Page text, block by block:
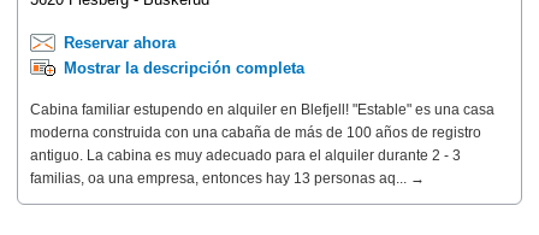
Reservar ahora
Mostrar la descripción completa
Cabina familiar estupendo en alquiler en Blefjell! "Estable" es una casa
moderna construida con una cabaña de más de 100 años de registro
antiguo. La cabina es muy adecuado para el alquiler durante 2 - 3
familias, oa una empresa, entonces hay 13 personas aq... →